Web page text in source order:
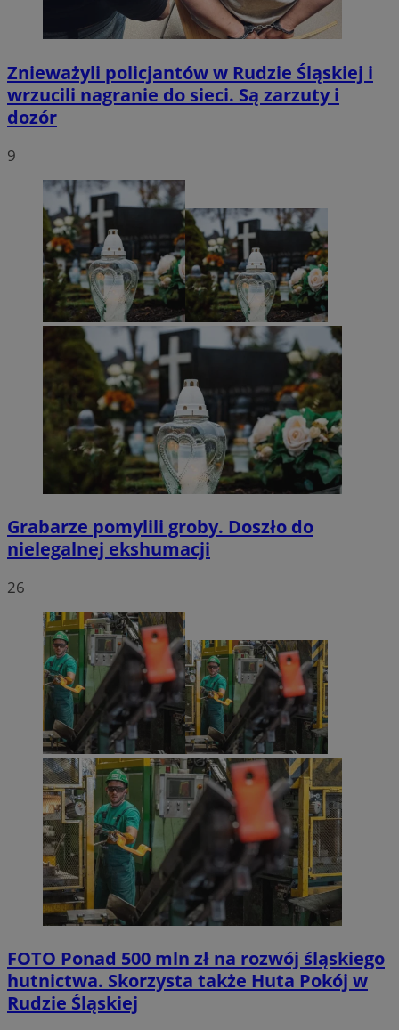
Znieważyli policjantów w Rudzie Śląskiej i
wrzucili nagranie do sieci. Są zarzuty i
dozór
9
Grabarze pomylili groby. Doszło do
nielegalnej ekshumacji
26
FOTO Ponad 500 mln zł na rozwój śląskiego
hutnictwa. Skorzysta także Huta Pokój w
Rudzie Śląskiej